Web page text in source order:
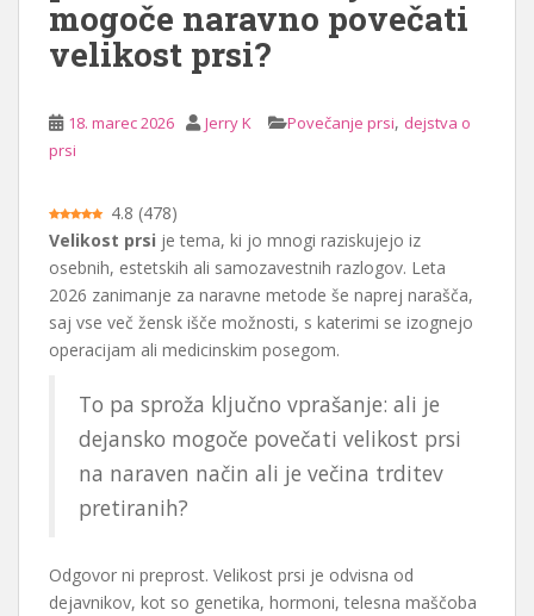
mogoče naravno povečati
velikost prsi?
18. marec 2026 Jerry K Povečanje prsi, dejstva o
prsi
4.8 (478)
Velikost prsi je tema, ki jo mnogi raziskujejo iz
osebnih, estetskih ali samozavestnih razlogov. Leta
2026 zanimanje za naravne metode še naprej narašča,
saj vse več žensk išče možnosti, s katerimi se izognejo
operacijam ali medicinskim posegom.
To pa sproža ključno vprašanje: ali je
dejansko mogoče povečati velikost prsi
na naraven način ali je večina trditev
pretiranih?
Odgovor ni preprost. Velikost prsi je odvisna od
dejavnikov, kot so genetika, hormoni, telesna maščoba